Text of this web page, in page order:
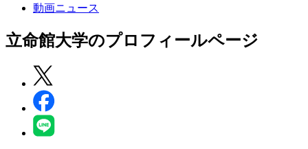
動画ニュース
立命館大学のプロフィールページ